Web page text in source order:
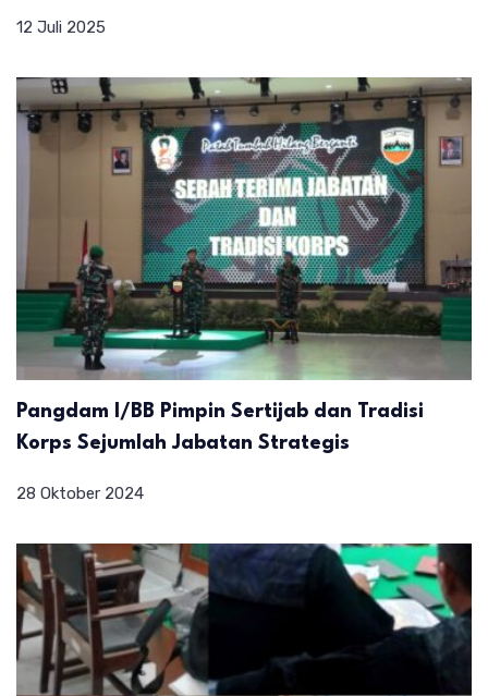
12 Juli 2025
Pangdam I/BB Pimpin Sertijab dan Tradisi
Korps Sejumlah Jabatan Strategis
28 Oktober 2024